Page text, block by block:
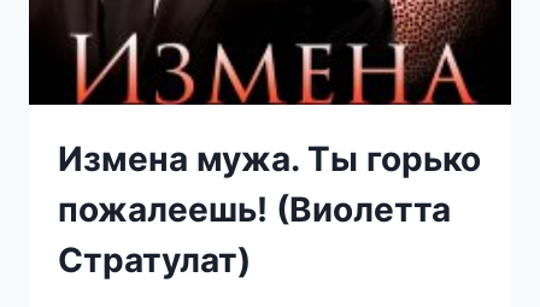
Измена мужа. Ты горько
пожалеешь! (Виолетта
Стратулат)